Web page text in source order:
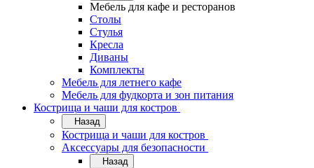
Мебель для кафе и ресторанов
Столы
Стулья
Кресла
Диваны
Комплекты
Мебель для летнего кафе
Мебель для фудкорта и зон питания
Кострища и чаши для костров
Назад
Кострища и чаши для костров
Аксессуары для безопасности
Назад